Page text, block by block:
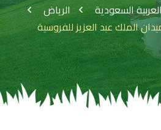
السعودية
الرياض
الملك عبد العزيز للفروسية